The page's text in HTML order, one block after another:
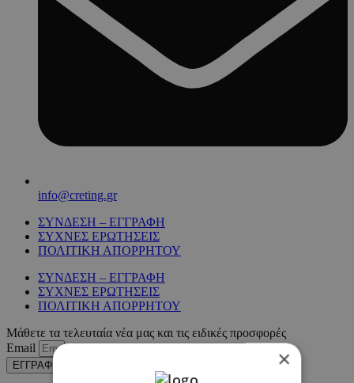
info@creting.gr
ΣΥΝΔΕΣΗ – ΕΓΓΡΑΦΗ
ΣΥΧΝΕΣ ΕΡΩΤΗΣΕΙΣ
ΠΟΛΙΤΙΚΗ ΑΠΟΡΡΗΤΟΥ
ΣΥΝΔΕΣΗ – ΕΓΓΡΑΦΗ
ΣΥΧΝΕΣ ΕΡΩΤΗΣΕΙΣ
ΠΟΛΙΤΙΚΗ ΑΠΟΡΡΗΤΟΥ
Μάθετε τα τελευταία νέα μας και τις ειδικές προσφορές
Email
ΕΓΓΡΑΦΗ ×